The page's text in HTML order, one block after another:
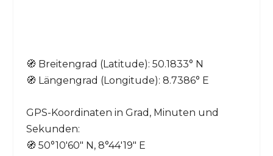
🧭 Breitengrad (Latitude): 50.1833° N
🧭 Längengrad (Longitude): 8.7386° E
GPS-Koordinaten in Grad, Minuten und
Sekunden:
🧭 50°10′60″ N, 8°44′19″ E